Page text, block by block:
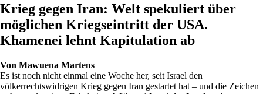
Krieg gegen Iran: Welt spekuliert über
möglichen Kriegseintritt der USA.
Khamenei lehnt Kapitulation ab
Von Mawuena Martens
Es ist noch nicht einmal eine Woche her, seit Israel den
völkerrechtswidrigen Krieg gegen Iran gestartet hat – und die Zeichen